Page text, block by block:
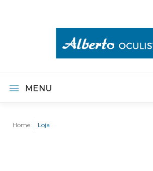
MENU
Home Loja